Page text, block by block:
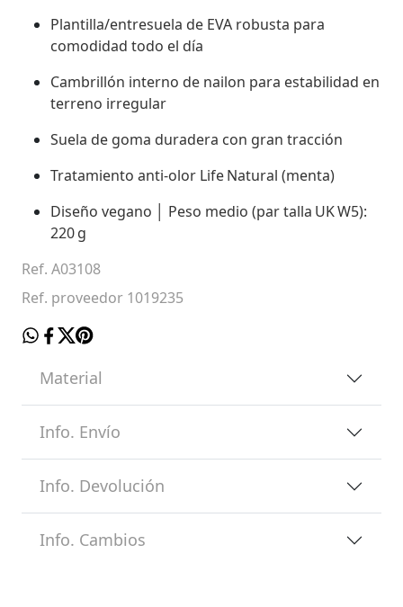
Plantilla/entresuela de EVA robusta para
comodidad todo el día
Cambrillón interno de nailon para estabilidad en
terreno irregular
Suela de goma duradera con gran tracción
Tratamiento anti‑olor Life Natural (menta)
Diseño vegano │ Peso medio (par talla UK W5):
220 g
Ref. A03108
Ref. proveedor 1019235
Material
Info. Envío
Info. Devolución
Info. Cambios